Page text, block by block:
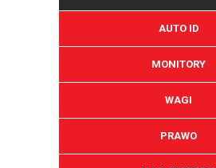
AUTO ID
MONITORY
WAGI
PRAWO